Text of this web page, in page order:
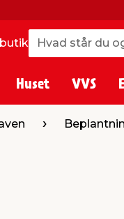
Hvad står du
Hvad står du
Huset VVS